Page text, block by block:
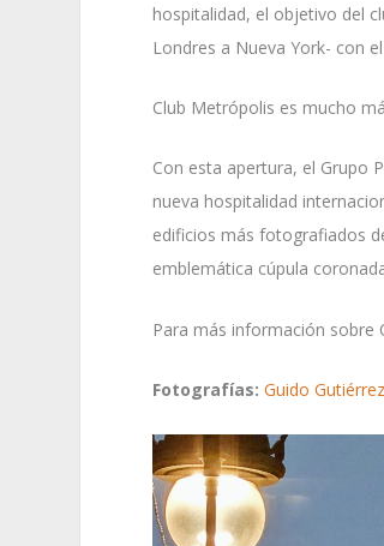
hospitalidad, el objetivo del
Londres a Nueva York- con
Club Metrópolis es mucho
Con esta apertura, el Grupo
nueva hospitalidad
edificios más fotografiados
emblemática cúpula
Para más información sobre
Fotografías: Guido